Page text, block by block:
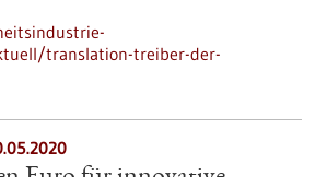
translation-treiber-der-